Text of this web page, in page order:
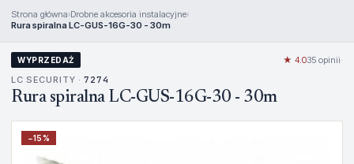
Strona główna›Drobne akcesoria instalacyjne›
Rura spiralna LC-GUS-16G-30 - 30m
WYPRZEDAŻ
LC SECURITY · 7274
Rura spiralna LC-GUS-16G-30 - 30m
★ 4.035 opinii·
−15%